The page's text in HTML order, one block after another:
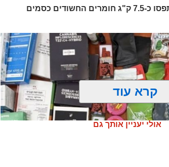
נעצרו שלושה חשודים ונתפסו כ-7.5 ק"ג חומרים החשודים כסמים
קרא עוד
אולי יעניין אותך גם